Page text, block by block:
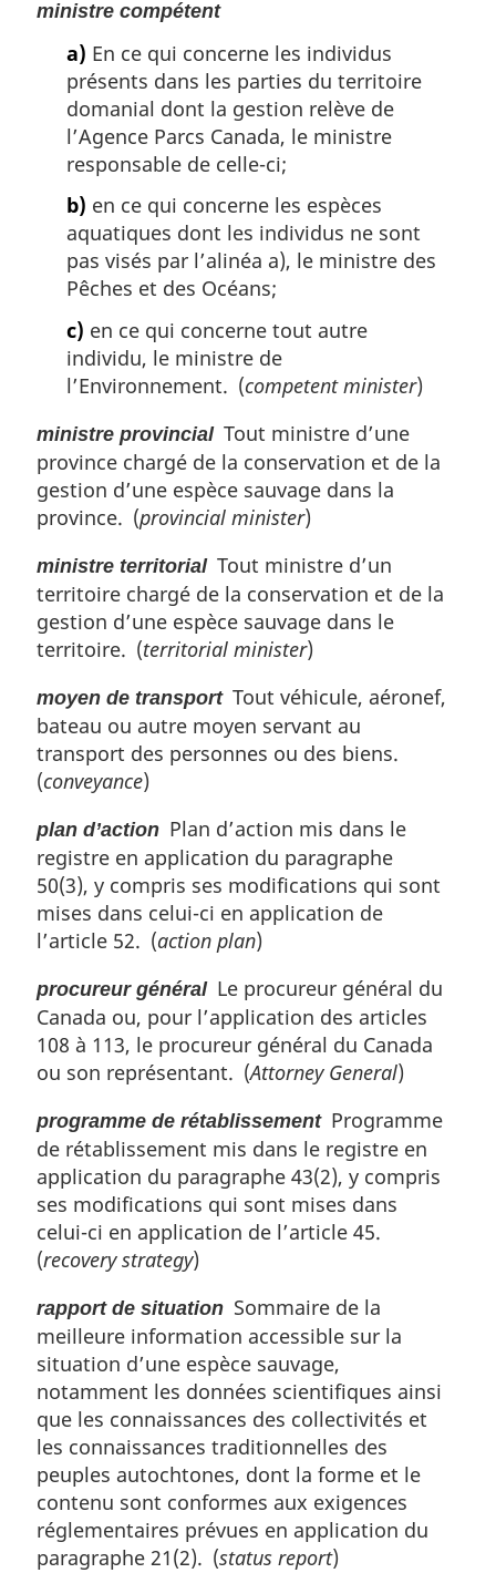
ministre compétent
a) En ce qui concerne les individus
présents dans les parties du territoire
domanial dont la gestion relève de
l’Agence Parcs Canada, le ministre
responsable de celle-ci;
b) en ce qui concerne les espèces
aquatiques dont les individus ne sont
pas visés par l’alinéa a), le ministre des
Pêches et des Océans;
c) en ce qui concerne tout autre
individu, le ministre de
l’Environnement. (competent minister)
ministre provincialTout ministre d’une
province chargé de la conservation et de la
gestion d’une espèce sauvage dans la
province. (provincial minister)
ministre territorialTout ministre d’un
territoire chargé de la conservation et de la
gestion d’une espèce sauvage dans le
territoire. (territorial minister)
moyen de transportTout véhicule, aéronef,
bateau ou autre moyen servant au
transport des personnes ou des biens.
(conveyance)
plan d’action Plan d’action mis dans le
registre en application du paragraphe
50(3), y compris ses modifications qui sont
mises dans celui-ci en application de
l’article 52. (action plan)
procureur généralLe procureur général du
Canada ou, pour l’application des articles
108 à 113, le procureur général du Canada
ou son représentant. (Attorney General)
programme de rétablissementProgramme
de rétablissement mis dans le registre en
application du paragraphe 43(2), y compris
ses modifications qui sont mises dans
celui-ci en application de l’article 45.
(recovery strategy)
rapport de situation Sommaire de la
meilleure information accessible sur la
situation d’une espèce sauvage,
notamment les données scientifiques ainsi
que les connaissances des collectivités et
les connaissances traditionnelles des
peuples autochtones, dont la forme et le
contenu sont conformes aux exigences
réglementaires prévues en application du
paragraphe 21(2). (status report)